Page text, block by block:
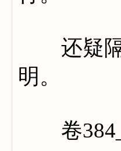
还疑隔
明。
卷